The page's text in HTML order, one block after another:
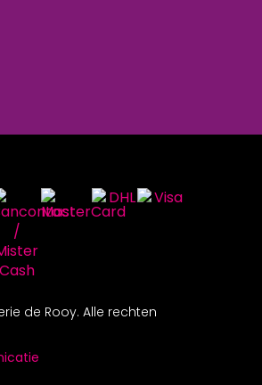
de Rooy. Alle rechten